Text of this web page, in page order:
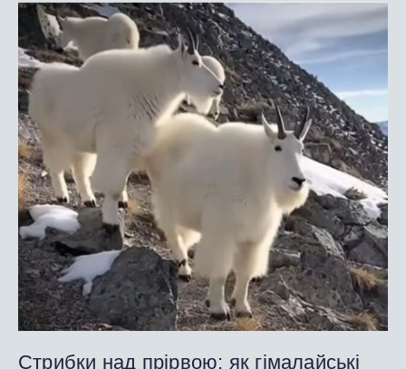
Стрибки над прірвою: як гімалайські